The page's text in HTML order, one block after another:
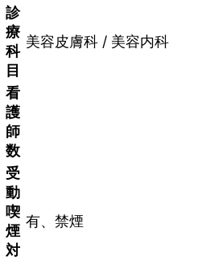
診
療
科
目
美容皮膚科 / 美容内科
看
護
師
数
受
動
喫
煙
対
有、禁煙